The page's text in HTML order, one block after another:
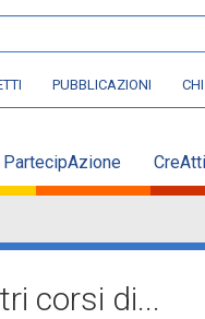
PUBBLICAZIONI
PartecipAzione
corsi di...